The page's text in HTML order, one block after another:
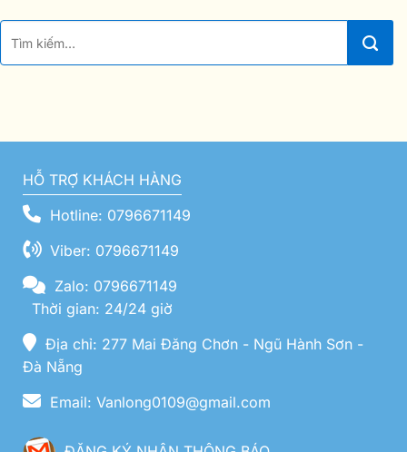
HỖ TRỢ KHÁCH HÀNG
Hotline: 0796671149
Viber: 0796671149
Zalo: 0796671149
Thời gian: 24/24 giờ
Địa chỉ: 277 Mai Đăng Chơn - Ngũ Hành Sơn -
Đà Nẵng
Email: Vanlong0109@gmail.com